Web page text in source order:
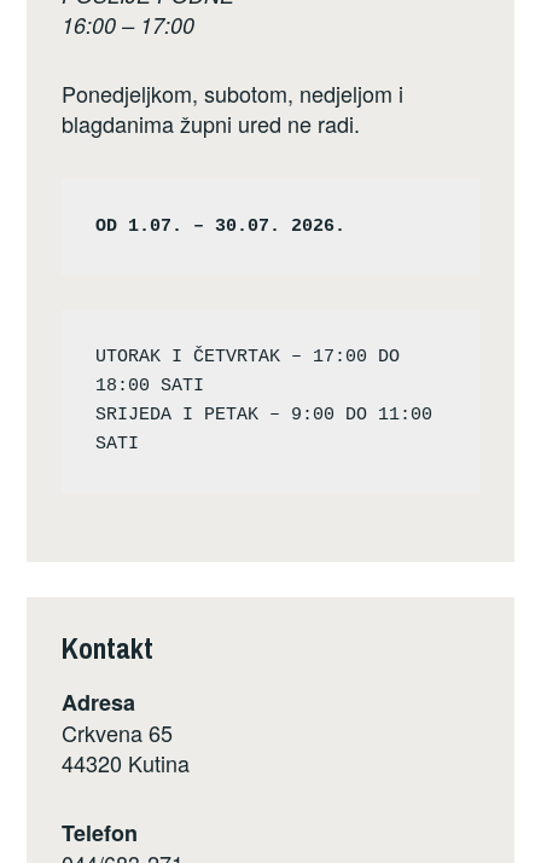
16:00 – 17:00
Ponedjeljkom, subotom, nedjeljom i
blagdanima župni ured ne radi.
OD 1.07. – 30.07. 2026.
UTORAK I ČETVRTAK – 17:00 DO
18:00 SATI
SRIJEDA I PETAK – 9:00 DO 11:00
Kontakt
Adresa
Crkvena 65
44320 Kutina
Telefon